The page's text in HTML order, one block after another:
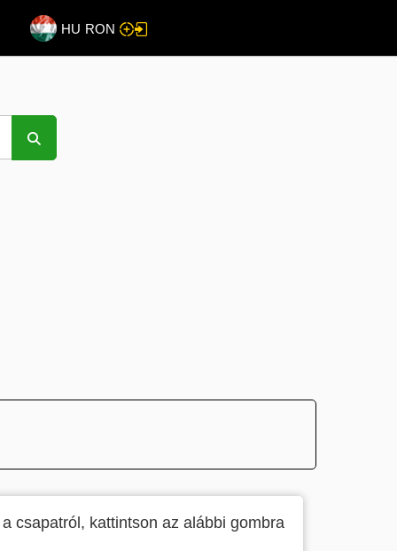
HU RON
csapatról, kattintson az alábbi gombra